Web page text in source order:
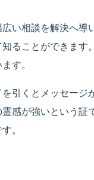
い相談を解決へ導
ることができま
す。
引くとメッセー
感が強いという
。